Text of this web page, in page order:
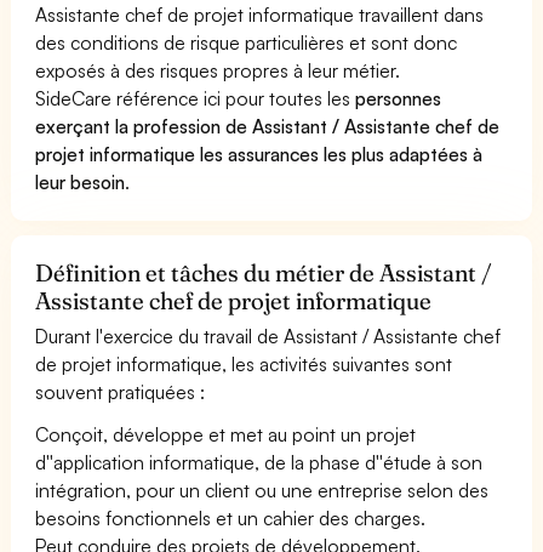
Assistante chef de projet informatique travaillent dans
des conditions de risque particulières et sont donc
exposés à des risques propres à leur métier.
SideCare référence ici pour toutes lespersonnes
exerçant la profession de Assistant / Assistante chef de
projet informatique les assurances les plus adaptées à
leur besoin.
Définition et tâches du métier de Assistant /
Assistante chef de projet informatique
Durant l'exercice du travail de Assistant / Assistante chef
de projet informatique, les activités suivantes sont
souvent pratiquées :
Conçoit, développe et met au point un projet
d''application informatique, de la phase d''étude à son
intégration, pour un client ou une entreprise selon des
besoins fonctionnels et un cahier des charges.
Peut conduire des projets de développement.